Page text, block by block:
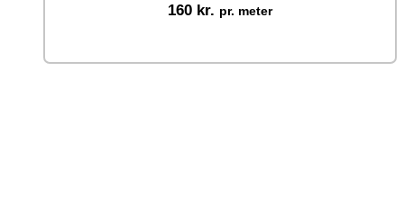
160 kr. pr. meter